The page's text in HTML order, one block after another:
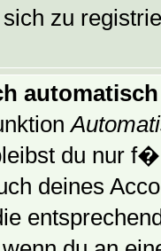
zu
du nur
deines